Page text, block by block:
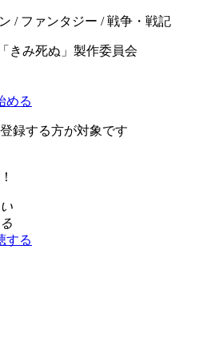
/ ファンタジー / 戦争・戦記
きみ死ぬ」製作委員会
める
録する方が対象です
する